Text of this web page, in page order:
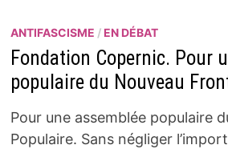
ANTIFASCISME / EN DÉBAT
Fondation Copernic. Pour
populaire du Nouveau
Pour une assemblée populaire
Populaire. Sans négliger